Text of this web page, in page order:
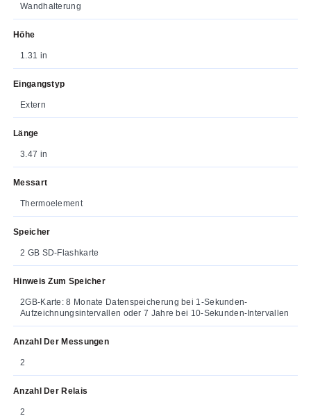
Wandhalterung
Höhe
1.31 in
Eingangstyp
Extern
Länge
3.47 in
Messart
Thermoelement
Speicher
2 GB SD-Flashkarte
Hinweis Zum Speicher
2GB-Karte: 8 Monate Datenspeicherung bei 1-Sekunden-
Aufzeichnungsintervallen oder 7 Jahre bei 10-Sekunden-Intervallen
Anzahl Der Messungen
2
Anzahl Der Relais
2